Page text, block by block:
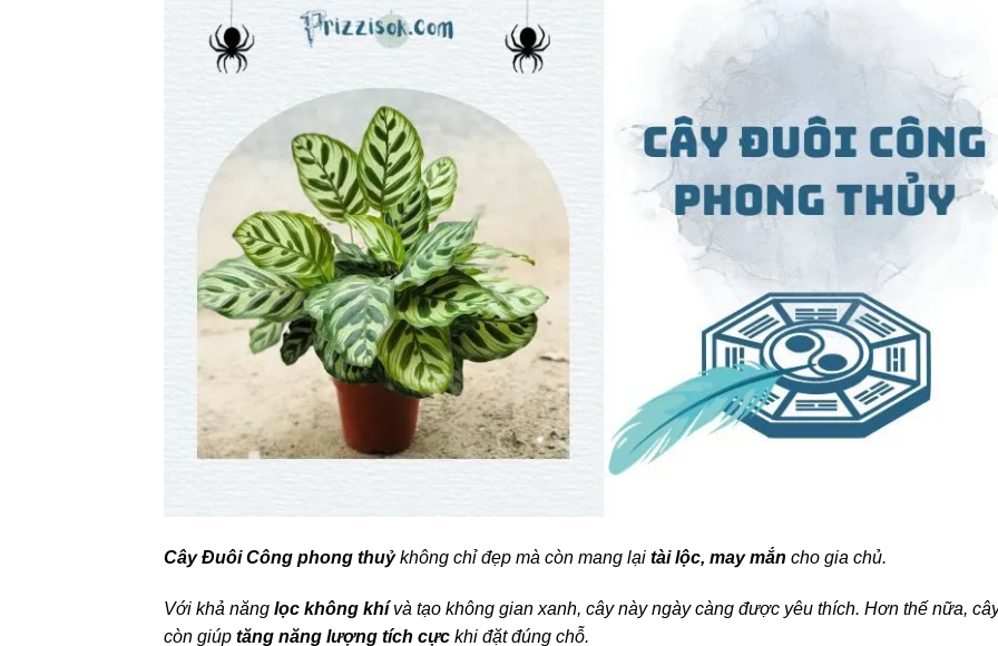
Cây Đuôi Công phong thuỷkhông chỉ đẹp mà còn mang lại tài lộc, may mắn cho gia chủ.
Với khả năng lọc không khívà tạo không gian xanh, cây này ngày càng được yêu thích. Hơn thế nữa,
còn giúp tăng năng lượng tích cực khi đặt đúng chỗ.